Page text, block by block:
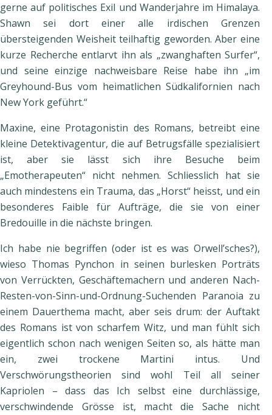
gerne auf politisches Exil und Wanderjahre im Himalaya.
Shawn sei dort einer alle irdischen Grenzen
übersteigenden Weisheit teilhaftig geworden. Aber eine
kurze Recherche entlarvt ihn als „zwanghaften Surfer“,
und seine einzige nachweisbare Reise habe ihn „im
Greyhound-Bus vom heimatlichen Südkalifornien nach
New York geführt.“
Maxine, eine Protagonistin des Romans, betreibt eine
kleine Detektivagentur, die auf Betrugsfälle spezialisiert
ist, aber sie lässt sich ihre Besuche beim
„Emotherapeuten“ nicht nehmen. Schliesslich hat sie
auch mindestens ein Trauma, das „Horst“ heisst, und ein
besonderes Faible für Aufträge, die sie von einer
Bredouille in die nächste bringen.
Ich habe nie begriffen (oder ist es was Orwell’sches?),
wieso Thomas Pynchon in seinen burlesken Porträts
von Verrückten, Geschäftemachern und anderen Nach-
Resten-von-Sinn-und-Ordnung-Suchenden Paranoia zu
einem Dauerthema macht, aber seis drum: der Auftakt
des Romans ist von scharfem Witz, und man fühlt sich
eigentlich schon nach wenigen Seiten so, als hätte man
ein, zwei trockene Martini intus. Und
Verschwörungstheorien sind wohl Teil all seiner
Kapriolen – dass das Ich selbst eine durchlässige,
verschwindende Grösse ist, macht die Sache nicht